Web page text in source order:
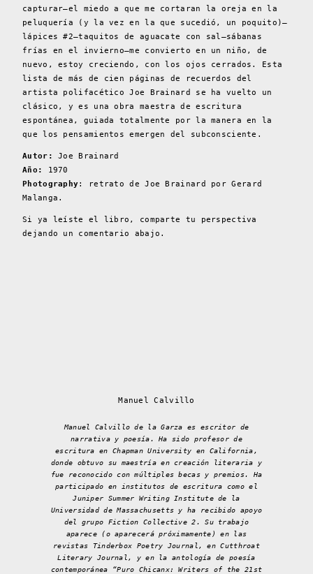
capturar—el miedo a que me cortaran la oreja en la
peluquería (y la vez en la que sucedió, un poquito)—
lápices #2—taquitos de aguacate con sal—sábanas
frías en el invierno—me convierto en un niño, de
nuevo, estoy creciendo, con los ojos cerrados. Esta
lista de más de cien páginas de recuerdos del
artista polifacético Joe Brainard se ha vuelto un
clásico, y es una obra maestra de escritura
espontánea, guiada totalmente por la manera en la
que los pensamientos emergen del subconsciente.
Autor:Joe Brainard
Año:
1970
Photography: retrato de Joe Brainard por Gerard
Malanga.
Si ya leíste el libro, comparte tu perspectiva
dejando un comentario abajo.
Manuel Calvillo
Manuel Calvillo de la Garza es escritor de
narrativa y poesía. Ha sido profesor de
escritura en Chapman University en California,
donde obtuvo su maestría en creación literaria y
fue reconocido con múltiples becas y premios. Ha
participado en institutos de escritura como el
Juniper Summer Writing Institute de la
Universidad de Massachusetts y ha recibido apoyo
del grupo Fiction Collective 2. Su trabajo
aparece (o aparecerá próximamente) en las
revistas Tinderbox Poetry Journal, en Cutthroat
Literary Journal, y en la antología de poesía
contemporánea “Puro Chicanx: Writers of the 21st